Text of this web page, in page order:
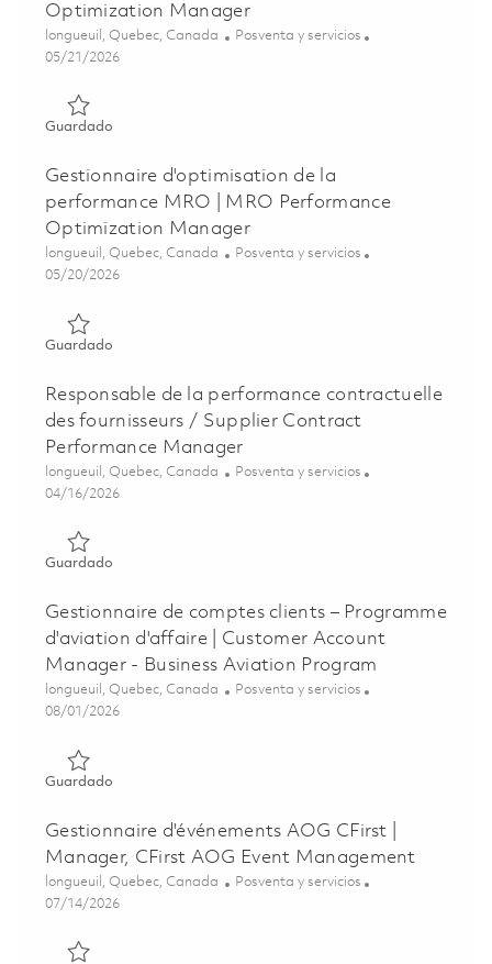
Optimization Manager
Ubicación
longueuil, Quebec, Canada Categoría
Posventa y servicios
Posted Date
05/21/2026
GuardadoGuardado Gestionnaire d'optimisation de la
Gestionnaire d'optimisation de la
performance MRO | MRO Performance
Optimization Manager
Ubicación
longueuil, Quebec, Canada Categoría
Posventa y servicios
Posted Date
05/20/2026
GuardadoGuardado Gestionnaire d'optimisation de la
Responsable de la performance contractuelle
des fournisseurs / Supplier Contract
Performance Manager
Ubicación
longueuil, Quebec, Canada Categoría
Posventa y servicios
Posted Date
04/16/2026
GuardadoGuardado Responsable de la performance contractuelle
Gestionnaire de comptes clients – Programme
d'aviation d'affaire | Customer Account
Manager - Business Aviation Program
Ubicación
longueuil, Quebec, Canada Categoría
Posventa y servicios
Posted Date
08/01/2026
GuardadoGuardado Gestionnaire de comptes clients – Programme
Gestionnaire d'événements AOG CFirst |
Manager, CFirst AOG Event Management
Ubicación
longueuil, Quebec, Canada Categoría
Posventa y servicios
Posted Date
07/14/2026